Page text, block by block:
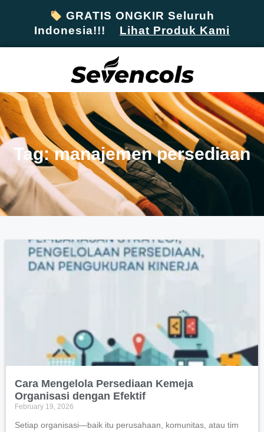
GRATIS ONGKIR Seluruh
Indonesia!!! Lihat Produk Kami
Tag: manajemen persediaan
Cara Mengelola Persediaan Kemeja
Organisasi dengan Efektif
February 19, 2026
Setiap organisasi—baik itu perusahaan, komunitas, atau tim